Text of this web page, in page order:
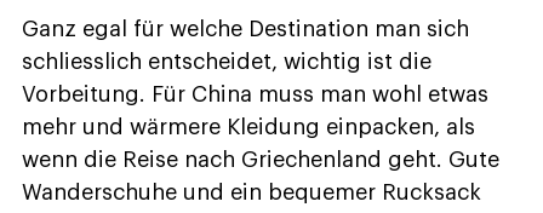
Ganz egal für welche Destination man sich
schliesslich entscheidet, wichtig ist die
Vorbeitung. Für China muss man wohl etwas
mehr und wärmere Kleidung einpacken, als
wenn die Reise nach Griechenland geht. Gute
Wanderschuhe und ein bequemer Rucksack